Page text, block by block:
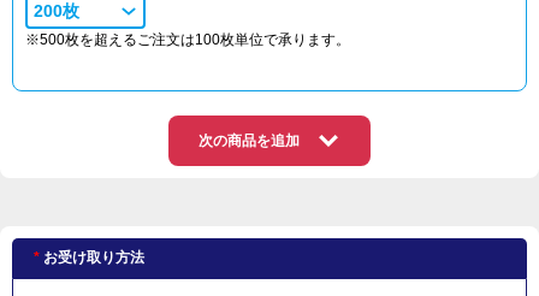
200枚
※500枚を超えるご注文は100枚単位で承ります。
次の商品を追加
お受け取り方法